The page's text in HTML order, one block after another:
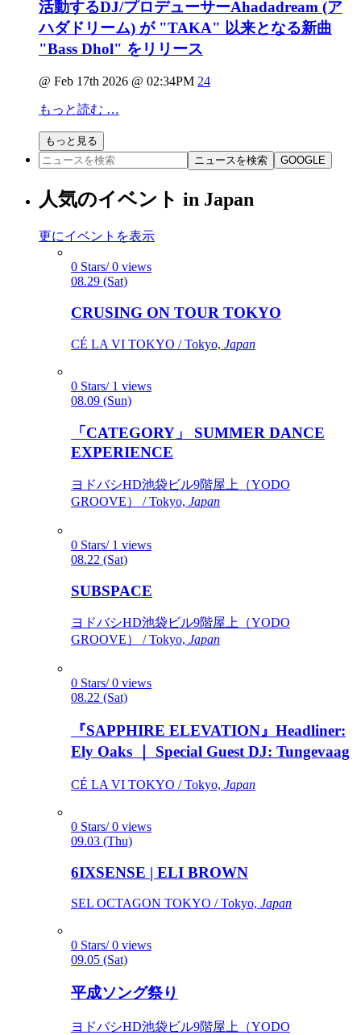
活動するDJ/プロデューサーAhadadream (ア
ハダドリーム) が "TAKA" 以来となる新曲
"Bass Dhol" をリリース
@ Feb 17th 2026 @ 02:34PM 24
もっと読む …
もっと見る
ニュースを検索
GOOGLE
人気のイベント in Japan
更にイベントを表示
0 Stars/ 0 views
08.29 (Sat)
CRUSING ON TOUR TOKYO
CÉ LA VI TOKYO / Tokyo, Japan
0 Stars/ 1 views
08.09 (Sun)
「CATEGORY」 SUMMER DANCE
EXPERIENCE
ヨドバシHD池袋ビル9階屋上（YODO
GROOVE） / Tokyo, Japan
0 Stars/ 1 views
08.22 (Sat)
SUBSPACE
ヨドバシHD池袋ビル9階屋上（YODO
GROOVE） / Tokyo, Japan
0 Stars/ 0 views
08.22 (Sat)
『SAPPHIRE ELEVATION』Headliner:
Ely Oaks ｜ Special Guest DJ: Tungevaag
CÉ LA VI TOKYO / Tokyo, Japan
0 Stars/ 0 views
09.03 (Thu)
6IXSENSE | ELI BROWN
SEL OCTAGON TOKYO / Tokyo, Japan
0 Stars/ 0 views
09.05 (Sat)
平成ソング祭り
ヨドバシHD池袋ビル9階屋上（YODO